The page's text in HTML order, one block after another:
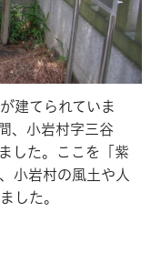
建てられていま
、小岩村字三谷
した。ここを「紫
小岩村の風土や人
した。